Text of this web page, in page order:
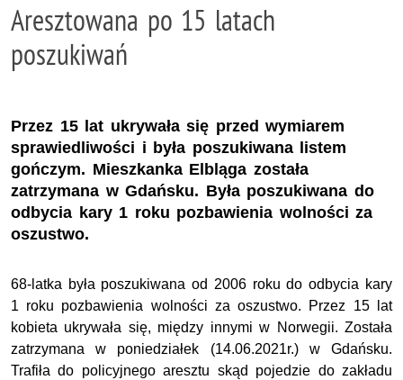
Aresztowana po 15 latach
poszukiwań
Przez 15 lat ukrywała się przed wymiarem
sprawiedliwości i była poszukiwana listem
gończym. Mieszkanka Elbląga została
zatrzymana w Gdańsku. Była poszukiwana do
odbycia kary 1 roku pozbawienia wolności za
oszustwo.
68-latka była poszukiwana od 2006 roku do odbycia kary
1 roku pozbawienia wolności za oszustwo. Przez 15 lat
kobieta ukrywała się, między innymi w Norwegii. Została
zatrzymana w poniedziałek (14.06.2021r.) w Gdańsku.
Trafiła do policyjnego aresztu skąd pojedzie do zakładu